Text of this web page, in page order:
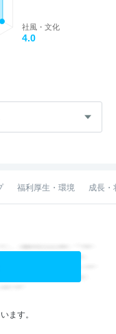
社風・文化
4.0
福利厚生・環境 成長・
ます。